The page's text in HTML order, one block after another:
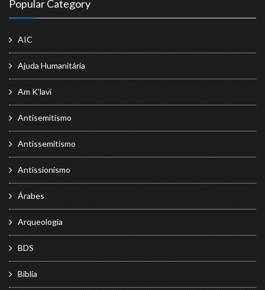
Popular Category
AIC
Ajuda Humanitária
Am K’lavi
Antisemitismo
Antissemitismo
Antissionismo
Árabes
Arqueologia
BDS
Bíblia